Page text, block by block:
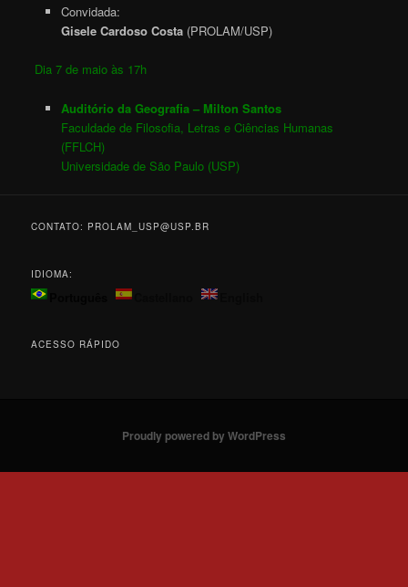
Convidada:
Gisele Cardoso Costa(PROLAM/USP)
Dia 7 de maio às 17h
Auditório da Geografia – Milton Santos
Faculdade de Filosofia, Letras e Ciências Humanas
(FFLCH)
Universidade de São Paulo (USP)
CONTATO: PROLAM_USP@USP.BR
IDIOMA:
ACESSO RÁPIDO
Proudly powered by WordPress